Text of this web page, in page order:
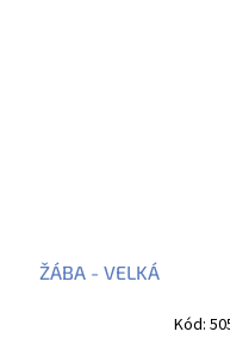
ŽÁBA - VELKÁ
Kód: